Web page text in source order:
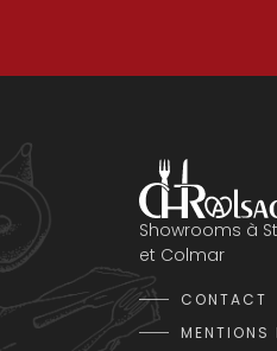
Showrooms à
et Colmar
CONTACT
MENTIONS